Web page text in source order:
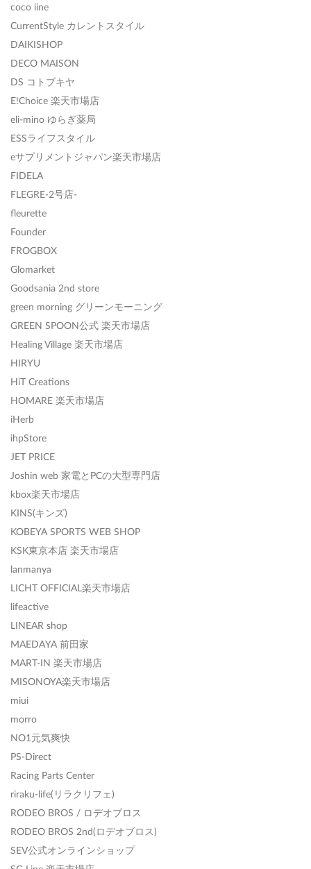
coco iine
CurrentStyle カレントスタイル
DAIKISHOP
DECO MAISON
DS コトブキヤ
E!Choice 楽天市場店
eli-mino ゆらぎ薬局
ESSライフスタイル
eサプリメントジャパン楽天市場店
FIDELA
FLEGRE-2号店-
fleurette
Founder
FROGBOX
Glomarket
Goodsania 2nd store
green morning グリーンモーニング
GREEN SPOON公式 楽天市場店
Healing Village 楽天市場店
HIRYU
HiT Creations
HOMARE 楽天市場店
iHerb
ihpStore
JET PRICE
Joshin web 家電とPCの大型専門店
kbox楽天市場店
KINS(キンズ)
KOBEYA SPORTS WEB SHOP
KSK東京本店 楽天市場店
lanmanya
LICHT OFFICIAL楽天市場店
lifeactive
LINEAR shop
MAEDAYA 前田家
MART-IN 楽天市場店
MISONOYA楽天市場店
miui
morro
NO1元気爽快
PS-Direct
Racing Parts Center
riraku-life(リラクリフェ)
RODEO BROS / ロデオブロス
RODEO BROS 2nd(ロデオブロス)
SEV公式オンラインショップ